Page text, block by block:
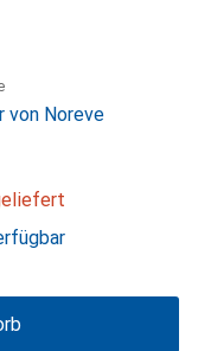
von Noreve